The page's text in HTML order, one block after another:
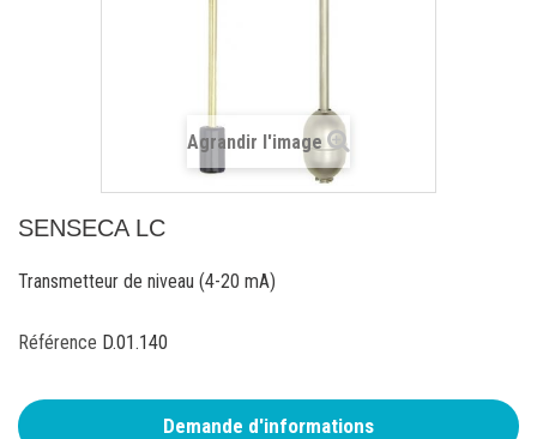
Agrandir l'image
SENSECA LC
Transmetteur de niveau (4-20 mA)
Référence D.01.140
Demande d'informations